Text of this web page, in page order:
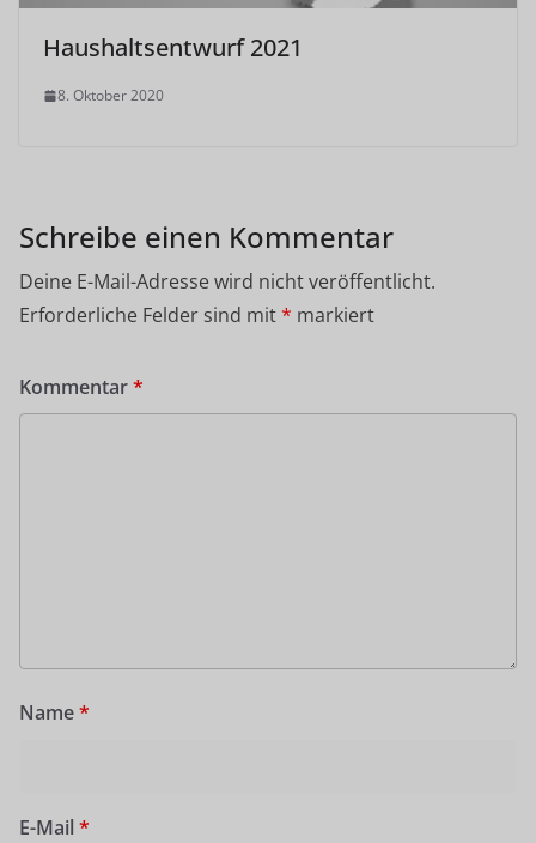
Haushaltsentwurf 2021
8. Oktober 2020
Schreibe einen Kommentar
Deine E-Mail-Adresse wird nicht veröffentlicht.
Erforderliche Felder sind mit* markiert
Kommentar*
Name*
E-Mail *